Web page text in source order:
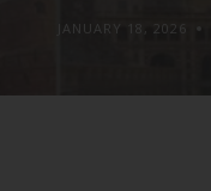
JANUARY 18, 2026